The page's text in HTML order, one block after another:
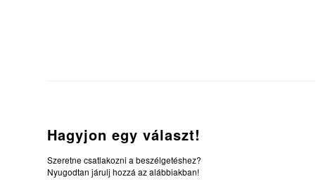
Hagyjon egy választ!
Szeretne csatlakozni a beszélgetéshez?
Nyugodtan járulj hozzá az alábbiakban!